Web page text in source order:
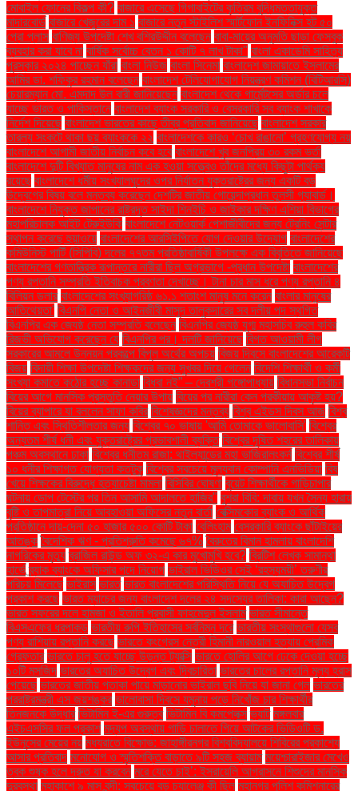
মোবাইল ফোনের বিকল্প কী? বাজারে এসেছে গিগাবাইটের কৃত্রিম বুদ্ধিমত্তাযুক্ত
মাদারবোর্ড বাজারে খেজুরের দাম ১ বাজারে নতুন স্টাইলিশ স্মার্টফোন ইনফিনিক্স হট ৫০
প্রো প্লাস বাণিজ্য উপদেষ্টা শেখ বশিরউদ্দীন বলেছেন বাবা-মায়ের অনুমতি ছাড়া ফেসবুক
ব্যবহার করা যাবে না বার্ষিক সর্বোচ্চ বেতন ১ কোটি ৭ লাখ টাকা" বাংলা একাডেমি সাহিত্য
পুরস্কার ২০২৪ পাচ্ছেন যাঁরা বাংলা নিউজ বাংলা সিনেমা বাংলাদেশ জামায়াতে ইসলামের
আমির ডা. শফিকুর রহমান বলেছেন বাংলাদেশ টেলিযোগাযোগ নিয়ন্ত্রণ কমিশন (বিটিআরসি)
চেয়ারম্যান মো. এমদাদ উল বারী জানিয়েছেন বাংলাদেশ থেকে গার্মেন্টসের অর্ডার চলে
যাচ্ছে ভারত ও পাকিস্তানে বাংলাদেশ ব্যাংক সরকারি ও বেসরকারি সব ব্যাংক শাখাকে
নির্দেশ দিয়েছে বাংলাদেশ ভারতের কাছে তীব্র প্রতিবাদ জানিয়েছে বাংলাদেশ সরকার
তারল্য সংকটে থাকা ছয় ব্যাংককে ২২ বাংলাদেশকে কারও ‘চোখ রাঙানো’ গ্রহণযোগ্য নয়
বাংলাদেশে আগামী জাতীয় নির্বাচন কবে হবে বাংলাদেশে খুব জনপ্রিয় ৩০ রকম ভর্তা
বাংলাদেশে দুটি বিখ্যাত মানুষের নাম এক হওয়া সত্ত্বেও তাঁদের মধ্যে কিছুটা পার্থক্য
রয়েছে বাংলাদেশে ধর্মীয় সংখ্যালঘুদের ওপর নির্যাতন যুক্তরাষ্ট্রের জন্য একটি বড়
উদ্বেগের বিষয় বলে মন্তব্য করেছেন দেশটির জাতীয় গোয়েন্দাপ্রধান তুলসী গ্যাবার্ড।
বাংলাদেশে নিযুক্ত জাপানের রাষ্ট্রদূত সাইদা শিনইচি ও জাইকার দক্ষিণ এশিয়া বিভাগের
মহাপরিচালক আইট টেরুইউকি বাংলাদেশে নেটওয়ার্ক পেশাজীবীদের জন্য ট্রেনিং সেন্টার
স্থাপন করেছে হুয়াওয়ে বাংলাদেশের আরসিইপিতে যোগ দেওয়ার উদ্যোগ বাংলাদেশের
কমিউনিস্ট পার্টি (সিপিবি) দলের ৭৭তম প্রতিষ্ঠাবার্ষিকী উপলক্ষে এক বিবৃতিতে জানিয়েছে
বাংলাদেশের গণতান্ত্রিক রূপান্তরে নারীরা ছিল অগ্রভাগে -প্রধান উপদেষ্টা বাংলাদেশের
পণ্য রপ্তানি সম্প্রতি ইতিবাচক প্রবণতা দেখাচ্ছে। টানা চার মাস ধরে পণ্য রপ্তানি ৪
বিলিয়ন ডলার বাংলাদেশের সংখ্যাগরিষ্ঠ ৬১.১ শতাংশ মানুষ মনে করেন বাংলার মানুষের
আতিথেয়তা' বিএনপি নেতা ও আইনজীবী মাসুদ তালুকদারের সব দলীয় পদ স্থগিত
বিএনপির এক জ্যেষ্ঠ নেতা সম্প্রতি বলেছেন বিএনপির জ্যেষ্ঠ যুগ্ম মহাসচিব রুহুল কবির
রিজভী অভিযোগ করেছেন যে বিএনপির পর। দলটি জানিয়েছে বিগত আওয়ামী লীগ
সরকারের আমলে উন্নয়ন প্রকল্পে বিপুল অর্থের অপচয় বিজয় দিবসে বাংলাদেশের আরেকটি
বিজয় বিদায়ী শিক্ষা উপদেষ্টা শিক্ষকদের জন্য সুখবর দিয়ে গেলেন বিদেশি শিক্ষার্থী ও কর্মী
সংখ্যা কমাতে কঠোর হচ্ছে কানাডা বিধবা নই” – দেবশ্রী গঙ্গোপাধ্যায় বিধানসভা নির্বাচন
বিয়ের আগে মানসিক প্রস্তুতি নেয়ার উপায় বিয়ের পর নারীরা কেন পরকীয়ায় আকৃষ্ট হয়?
বিয়ের ব্যাপারে যা বললেন সাফা কবির বিশেষজ্ঞদের মন্তব্য বিশ্ব এইডস দিবস আজ বিশ্ব
শান্তি এবং স্থিতিশীলতার জন্য বিশ্বের ৭০ ভাষায় 'আমি তোমাকে ভালোবাসি' বিশ্বের
অন্যতম শীর্ষ ধনী এবং যুক্তরাষ্ট্রের প্রভাবশালী ব্যক্তি বিশ্বের দূষিত শহরের তালিকায়
পঞ্চম অবস্থানে ঢাকা বিশ্বের ধনীতম রাজা: থাইল্যান্ডের মহা ভাজিরালংকর্ন বিশ্বের শীর্ষ
১০ ধনীর শিক্ষাগত যোগ্যতা কতটুকু বিশ্বের সবচেয়ে মূল্যবান কোম্পানি এনভিডিয়া বিষ
খেয়ে শিক্ষকের বিরুদ্ধে হত্যাচেষ্টা মামলা বিসিবির ঘোষণা বুয়েট শিক্ষার্থীকে গাড়িচাপার
ঘটনায় ডোপ টেস্টের পর তিন আসামি আদালতে হাজির" বুশরা বিবি: দাবায় যখন সৈন্য হারায়
বৃষ্টি ও তাপমাত্রা নিয়ে আবহাওয়া অফিসের নতুন বার্তা বেক্সিমকোর ব্যাংক ও আর্থিক
প্রতিষ্ঠানে দায়-দেনা ৫০ হাজার ৫০০ কোটি টাকা বেলিংহাম বেসরকারি ব্যাংকে ছাঁটাইয়ের
আতঙ্ক বৈদেশিক ঋণ - প্রতিশ্রুতি কমেছে ৬৭% বৈরুতের বিমান হামলায় বাংলাদেশি
নাগরিকের মৃত্যু ব্রাজিল রাউন্ড অফ ৩২-এ কার মুখোমুখি হবে? ব্রিটিশ লেখক সামান্থা
হার্ভে ব্র্যাক ব্যাংকে অফিসার পদে নিয়োগ ভাইরাল ভিডিওর সেই ‘রহস্যময়ী’ তরুণীর
পরিচয় মিলেছে ভাইরাস ভারত ভারত বাংলাদেশের পরিস্থিতি নিয়ে যে অযাচিত উদ্বেগ
প্রকাশ করছে ভারত ম্যাচের জন্য বাংলাদেশ দলের ২৪ সদস্যের তালিকা: কারা আছেন?
ভারত সফরের দলে হামজা ও ইতালি প্রবাসী ফাহমেদুল ইসলাম ভারত সীমান্তে
বিএসএফের ধরপাকড় ভারতীয় রুপি ইতিহাসের সর্বনিম্ন দরে ভারতীয় সংস্থাগুলো যেসব
পণ্য রাশিয়ায় রপ্তানি করছে ভারতে কংগ্রেস নেত্রী হিমানী নারওয়াল হত্যায় প্রেমিক
গ্রেফতার ভারতে চালু হতে যাচ্ছে উড়ন্ত ট্যাক্সি ভারতে হোলির আগে ঢেকে দেওয়া হচ্ছে
১০টি মসজিদ ভারতের অযাচিত উদ্বেগ এবং দ্বিচারিতা ভারতের চালের রপ্তানি মূল্য হ্রাস
পেয়েছে ভারতের জাতীয় পতাকা পায়ে মাড়ানোর ভাইরাল ছবি নিয়ে যা জানা গেল ভারতের
পররাষ্ট্রমন্ত্রী এস জয়শঙ্কর ভালোবাসা দিবসে যমুনায় পড়ে নিখোঁজ চার শিক্ষার্থীর
তিনজনকে উদ্ধার ভিটামিন ই-এর গুরুত্ব ভিটামিন বি কমপ্লেক্স ভ্যাট মঙ্গলবার
এইচএসসির ফল প্রকাশ মদ্যপ অবস্থায় গাড়ি চালাতে গিয়ে আটকের ভিডিওটি ড.
ইউনূসের মেয়ের নয় মধ্যরাতে বিক্ষোভ: জাহাঙ্গীরনগর বিশ্ববিদ্যালয়ে শিবিরের প্রকাশ্যে
আসার প্রতিবাদ মনোযোগ ও স্মৃতিশক্তি বাড়াতে ৯টি সহজ ব্যায়াম ময়েশ্চারাইজার মেখেও
ত্বক শুষ্ক হলে দ্রুত যা করবেন মরে যেতে চাই’: ইসরায়েলি আগ্রাসনে শিশুদের মানসিক
দুরবস্থা মহাকাশে ৯ মাস বন্দী: সবচেয়ে বড় চ্যালেঞ্জ কী ছিল মহানগর পুলিশ কমিশনারের